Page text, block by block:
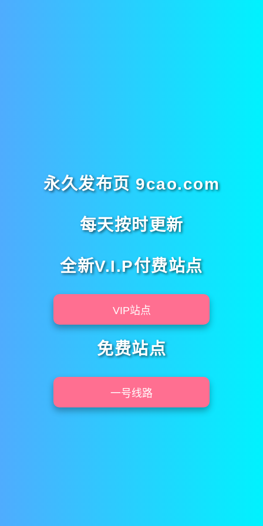
永久发布页 9cao.com
每天按时更新
全新V.I.P付费站点
VIP站点
免费站点
一号线路